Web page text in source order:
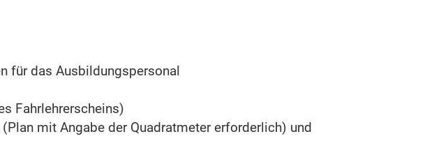
für das Ausbildungspersonal
Fahrlehrerscheins)
mit Angabe der Quadratmeter erforderlich) und